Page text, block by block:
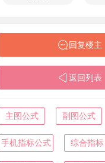
回复楼主
返回列表
主图公式 副图公式
手机指标公式 综合指标